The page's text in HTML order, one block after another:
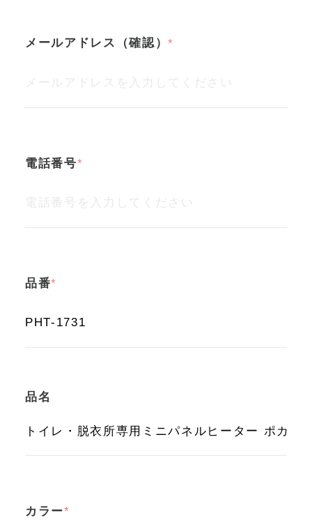
メールアドレス（確認）
電話番号
品番
品名
カラー